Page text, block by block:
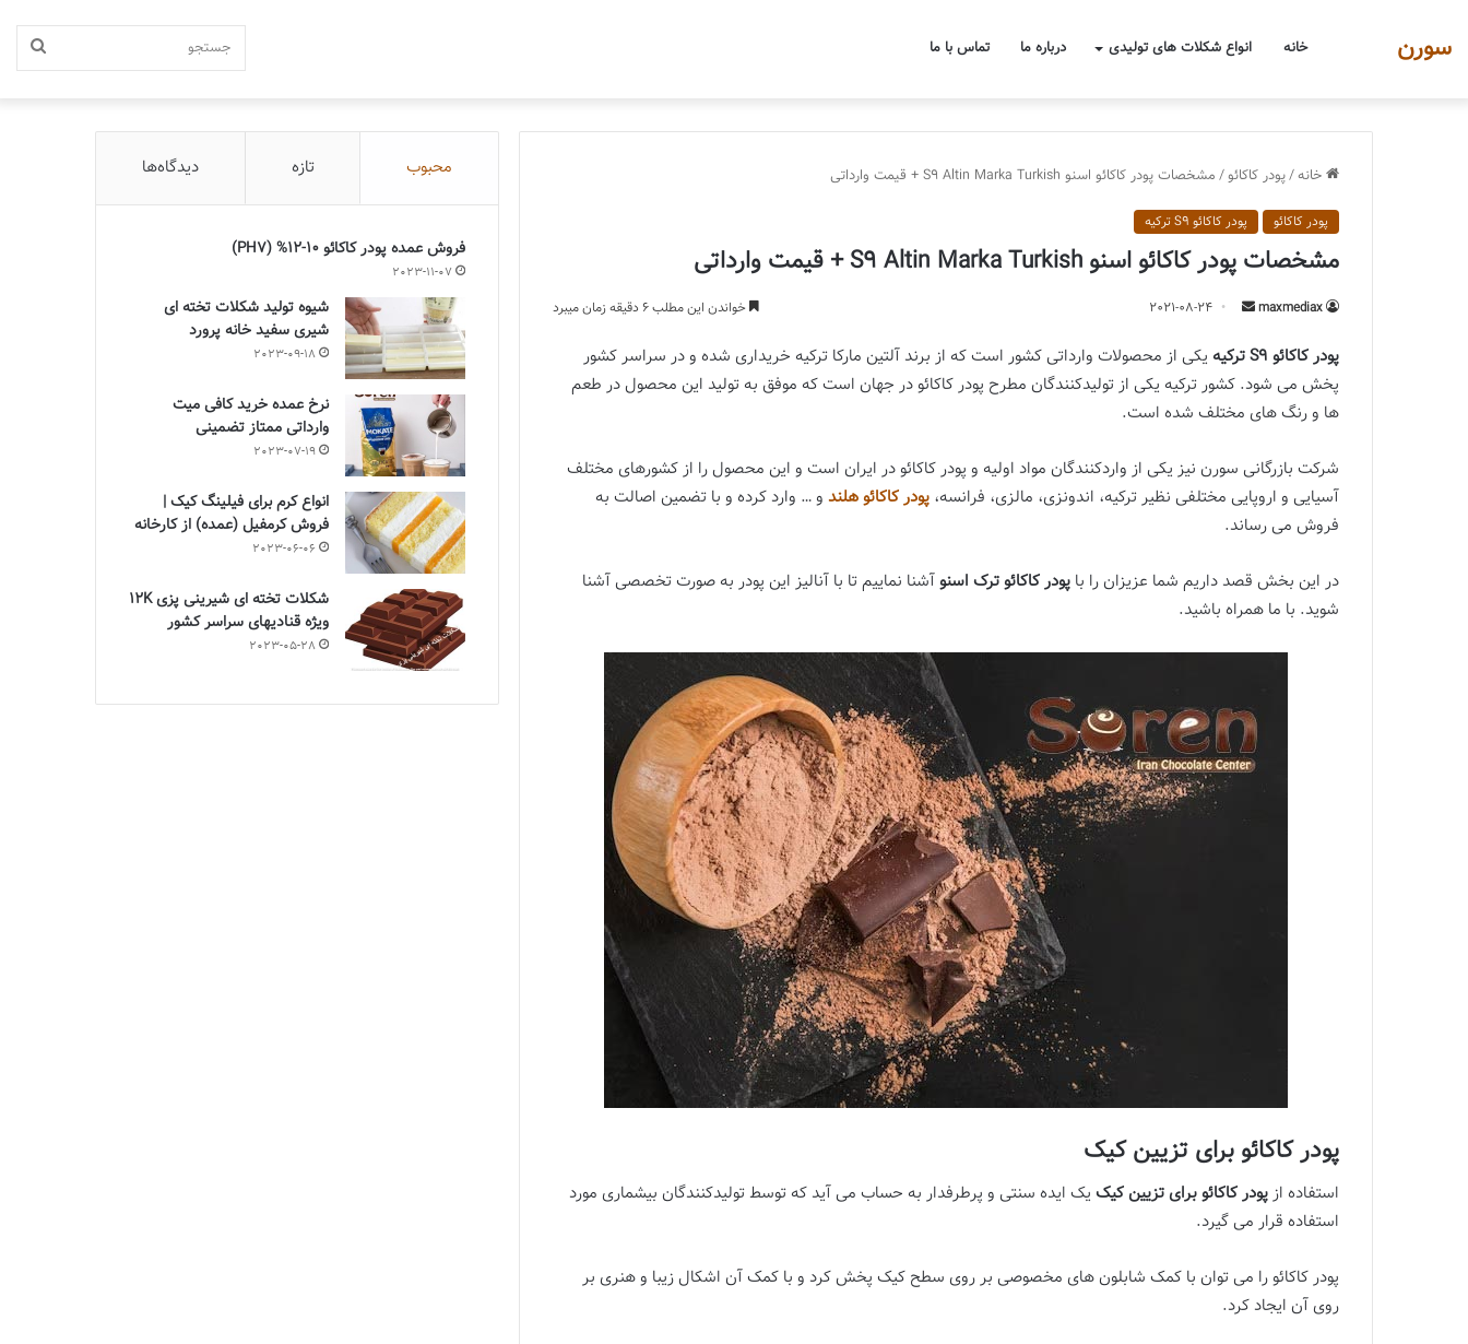
سورن خانه انواع شکلات های تولیدی درباره ما تماس با ما
خانه/پودر کاکائو/ مشخصات پودر کاکائو اسنو S9 Altin Marka Turkish + قیمت وارداتی
پودر کاکائو پودر کاکائو S9 ترکیه
مشخصات پودر کاکائو اسنو S9 Altin Marka Turkish + قیمت وارداتی
maxmediax
ارسال
ایمیل
2021-08-24 خواندن این مطلب 6 دقیقه زمان میبرد
پودر کاکائو S9 ترکیه
یکی از محصولات وارداتی کشور است که از برند آلتین مارکا ترکیه خریداری شده و در سراسر کشور
پخش می شود. کشور ترکیه یکی از تولیدکنندگان مطرح پودر کاکائو در جهان است که موفق به تولید این محصول در طعم
ها و رنگ های مختلف شده است.
شرکت بازرگانی سورن نیز یکی از واردکنندگان مواد اولیه و پودر کاکائو در ایران است و این محصول را از کشورهای مختلف
آسیایی و اروپایی مختلفی نظیر ترکیه، اندونزی، مالزی، فرانسه، پودر کاکائو هلند و … وارد کرده و با تضمین اصالت به
فروش می رساند.
در این بخش قصد داریم شما عزیزان را با پودر کاکائو ترک اسنوآشنا نماییم تا با آنالیز این پودر به صورت تخصصی آشنا
شوید. با ما همراه باشید.
پودر کاکائو برای تزیین کیک
استفاده ازپودر کاکائو برای تزیین کیک یک ایده سنتی و پرطرفدار به حساب می آید که توسط تولیدکنندگان بیشماری مورد
استفاده قرار می گیرد.
پودر کاکائو را می توان با کمک شابلون های مخصوصی بر روی سطح کیک پخش کرد و با کمک آن اشکال زیبا و هنری بر
روی آن ایجاد کرد.
محبوب تازه دیدگاه‌ها
فروش عمده پودر کاکائو 10-12% (PH7)
2023-11-07
شیوه تولید شکلات تخته ای
شیری سفید خانه پرورد
2023-09-18
نرخ عمده خرید کافی میت
وارداتی ممتاز تضمینی
2023-07-19
انواع کرم برای فیلینگ کیک |
فروش کرمفیل (عمده) از کارخانه
2023-06-06
شکلات تخته ای شیرینی پزی 12K
ویژه قنادیهای سراسر کشور
2023-05-28